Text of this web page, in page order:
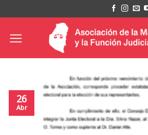
al
contenido
26
Abr